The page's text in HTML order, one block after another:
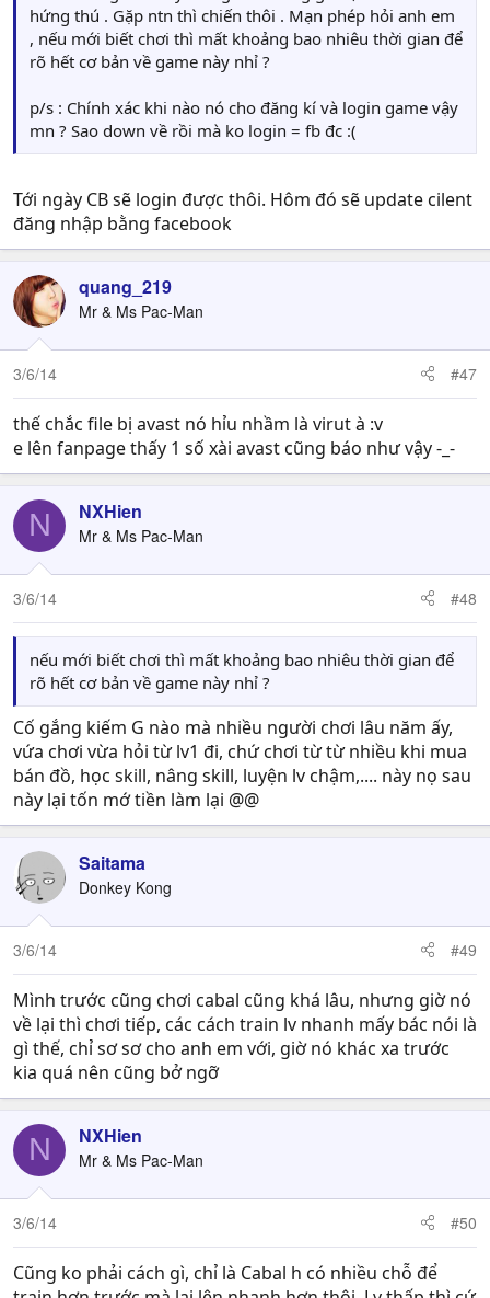
hứng thú . Gặp ntn thì chiến thôi . Mạn phép hỏi anh em
, nếu mới biết chơi thì mất khoảng bao nhiêu thời gian để
rõ hết cơ bản về game này nhỉ ?
p/s : Chính xác khi nào nó cho đăng kí và login game vậy
mn ? Sao down về rồi mà ko login = fb đc :(
Tới ngày CB sẽ login được thôi. Hôm đó sẽ update cilent
đăng nhập bằng facebook
quang_219
Mr & Ms Pac-Man
3/6/14 #47
thế chắc file bị avast nó hỉu nhầm là virut à :v
e lên fanpage thấy 1 số xài avast cũng báo như vậy -_-
N NXHien
Mr & Ms Pac-Man
3/6/14 #48
nếu mới biết chơi thì mất khoảng bao nhiêu thời gian để
rõ hết cơ bản về game này nhỉ ?
Cố gắng kiếm G nào mà nhiều người chơi lâu năm ấy,
vứa chơi vừa hỏi từ lv1 đi, chứ chơi từ từ nhiều khi mua
bán đồ, học skill, nâng skill, luyện lv chậm,.... này nọ sau
này lại tốn mớ tiền làm lại @@
Saitama
Donkey Kong
3/6/14 #49
Mình trước cũng chơi cabal cũng khá lâu, nhưng giờ nó
về lại thì chơi tiếp, các cách train lv nhanh mấy bác nói là
gì thế, chỉ sơ sơ cho anh em với, giờ nó khác xa trước
kia quá nên cũng bở ngỡ
N NXHien
Mr & Ms Pac-Man
3/6/14 #50
Cũng ko phải cách gì, chỉ là Cabal h có nhiều chỗ để